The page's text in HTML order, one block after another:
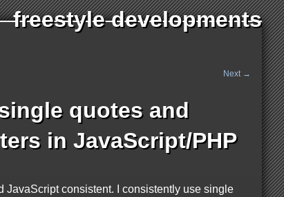
freestyle developments
Next →
quotes and
in JavaScript/PHP
JavaScript consistent. I consistently use single